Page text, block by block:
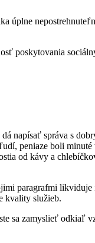
úplne
poskytovania
napísať správa s
peniaze boli minuté
od kávy a
paragrafmi
kvality služieb.
sa zamyslieť odkiaľ